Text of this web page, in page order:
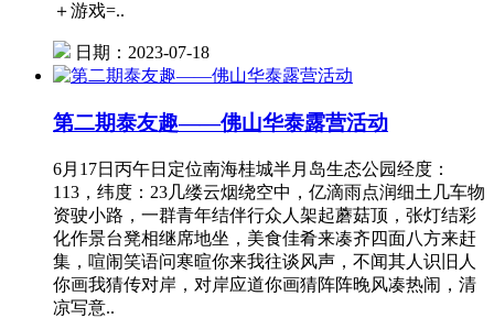
＋游戏=..
日期：2023-07-18
第二期泰友趣——佛山华泰露营活动
6月17日丙午日定位南海桂城半月岛生态公园经度：
113，纬度：23几缕云烟绕空中，亿滴雨点润细土几车物
资驶小路，一群青年结伴行众人架起蘑菇顶，张灯结彩
化作景台凳相继席地坐，美食佳肴来凑齐四面八方来赶
集，喧闹笑语问寒暄你来我往谈风声，不闻其人识旧人
你画我猜传对岸，对岸应道你画猜阵阵晚风凑热闹，清
凉写意..